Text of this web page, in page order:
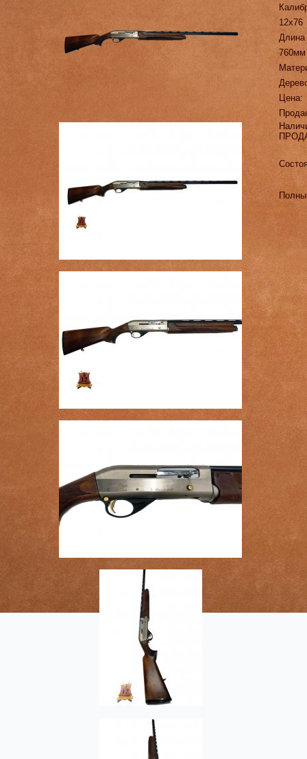
12х76
760мм
Цена: